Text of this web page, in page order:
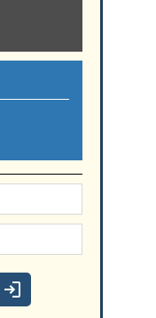
思います！
で！